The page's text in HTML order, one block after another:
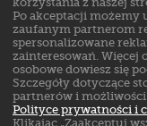
Po akceptacji możemy
zaufanym partnerom
spersonalizowane
zainteresowań. Więcej
osobowe dowiesz się
Szczegóły dotyczące
partnerów i możliwości
Polityce prywatności i
Klikając „Zaakceptuj